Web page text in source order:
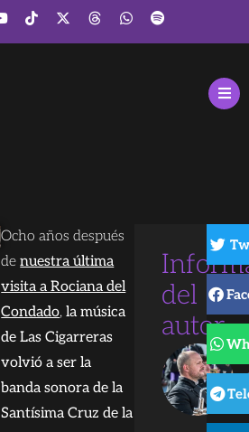
Ocho años después
denuestra última
visita a Rociana del
Condado,la música
de Las Cigarreras
volvió a ser la
banda sonora de la
Santísima Cruz de la
del
autor